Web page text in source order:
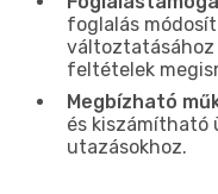
foglalás
változtatásához
feltételek
Megbízható
és kiszámítható
utazásokhoz.